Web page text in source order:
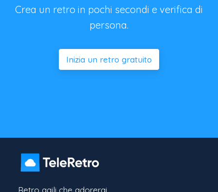
Crea un retro in pochi secondi e verifica di
persona.
Inizia un retro gratuito
Retro agili che adorerai